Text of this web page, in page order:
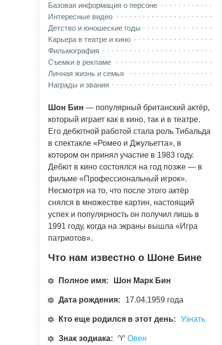
Базовая информация о персоне
Интересные видео
Детство и юношеские годы
Карьера в театре и кино
Фильмография
Съемки в рекламе
Личная жизнь и семья
Награды и звания
Шон Бин — популярный британский актёр,
который играет как в кино, так и в театре.
Его дебютной работой стала роль Тибальда
в спектакле «Ромео и Джульетта», в
котором он принял участие в 1983 году.
Дебют в кино состоялся на год позже — в
фильме «Профессиональный игрок».
Несмотря на то, что после этого актёр
снялся в множестве картин, настоящий
успех и популярность он получил лишь в
1991 году, когда на экраны вышла «Игра
патриотов».
Что нам известно о Шоне Бине
Полное имя: Шон Марк Бин
Дата рождения: 17.04.1959 года
Кто еще родился в этот день: Узнать
Знак зодиака: ♈ Овен